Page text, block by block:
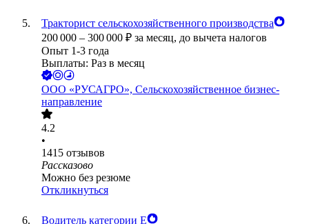
Тракторист сельскохозяйственного производства
200 000 – 300 000 ₽ за месяц, до вычета налогов
Опыт 1-3 года
Выплаты: Раз в месяц
ООО «РУСАГРО», Сельскохозяйственное бизнес-
направление
4.2
•
1415 отзывов
Рассказово
Можно без резюме
Откликнуться
Водитель категории Е